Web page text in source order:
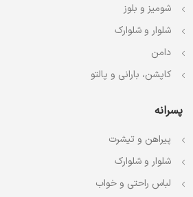
شومیز و بلوز
شلوار و شلوارک
دامن
کاپشن، بارانی و پالتو
پسرانه
پیراهن و تیشرت
شلوار و شلوارک
لباس راحتی و خواب